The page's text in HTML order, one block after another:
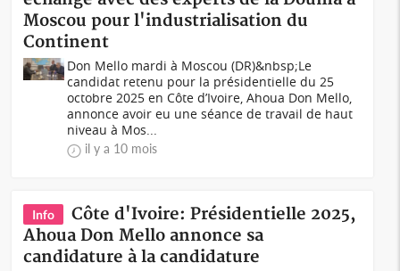
Moscou pour l'industrialisation du
Continent
Don Mello mardi à Moscou (DR)&nbsp;Le
candidat retenu pour la présidentielle du 25
octobre 2025 en Côte d’Ivoire, Ahoua Don Mello,
annonce avoir eu une séance de travail de haut
niveau à Mos...
il y a 10 mois
Info
Côte d'Ivoire: Présidentielle 2025,
Ahoua Don Mello annonce sa
candidature à la candidature